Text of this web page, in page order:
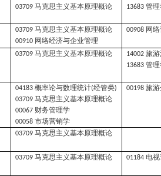
03709马克思主义基本原理概论 13683管
03709马克思主义基本原理概论
00910 网络经济与企业管理
00908 网
03709马克思主义基本原理概论 14002旅
13683管
04183概率论与数理统计(经管类)
03709马克思主义基本原理概论
00067 财务管理学
00058市场营销学
00198旅
03709马克思主义基本原理概论
03709马克思主义基本原理概论 01184 电